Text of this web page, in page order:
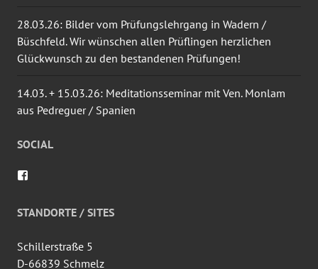
28.03.26: Bilder vom Prüfungslehrgang in Wadern /
Büschfeld. Wir wünschen allen Prüflingen herzlichen
Glückwunsch zu den bestandenen Prüfungen!
14.03. + 15.03.26: Meditationsseminar mit Ven. Monlam
aus Pedreguer / Spanien
SOCIAL
auf
Facebook
STANDORTE / SITES
Schillerstraße 5
D-66839 Schmelz